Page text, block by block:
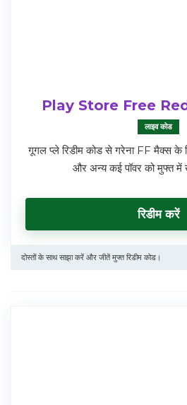
Play Store Free
लाइव कोड
गूगल प्ले रिडीम कोड से गरेना FF मैक्स के
और अन्य कई पॉवर को मुफ्त
रिडीम करें
दोस्तों के साथ साझा करें और जीतें मुफ्त रिडीम कोड।